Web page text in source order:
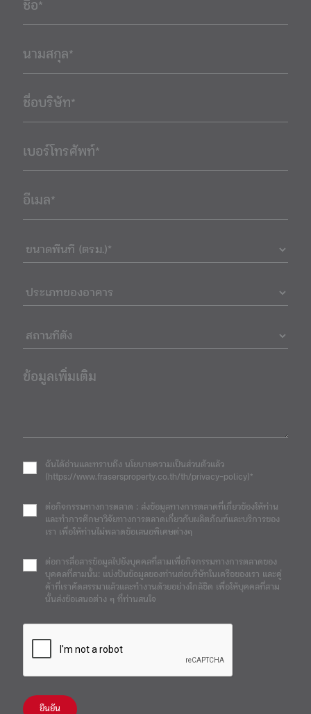
ชื่อ*
นามสกุล*
ชื่อบริษัท*
เบอร์โทรศัพท์*
อีเมล*
ข้อมูลเพิ่มเติม
ฉันได้อ่านและทราบถึง นโยบายความเป็นส่วนตัวแล้ว
(https://www.frasersproperty.co.th/th/privacy-policy)*
ต่อกิจกรรมทางการตลาด : ส่งข้อมูลทางการตลาดที่เกี่ยวข้องให้ท่าน
และทำการศึกษาวิจัยทางการตลาดเกี่ยวกับผลิตภัณฑ์และบริการของ
เรา เพื่อให้ท่านไม่พลาดข้อเสนอพิเศษต่างๆ
ต่อการสื่อสารข้อมูลไปยังบุคคลที่สามเพื่อกิจกรรมทางการตลาดของ
บุคคลที่สามนั้น: แบ่งปันข้อมูลของท่านต่อบริษัทในเครือของเรา และคู่
ค้าที่เราคัดสรรมาแล้วและทำงานด้วยอย่างใกล้ชิด เพื่อให้บุคคลที่สาม
นั้นส่งข้อเสนอต่าง ๆ ที่ท่านสนใจ
ยืนยัน